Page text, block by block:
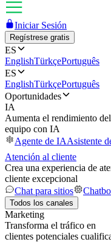
Iniciar Sesión
Regístrese gratis
ES
EnglishTürkçePortuguês
ES
EnglishTürkçePortuguês
Oportunidades
IA
Aumenta el rendimiento del
equipo con IA
Agente de IAAsistente
Atención al cliente
Crea una experiencia de
cliente excepcional
Chat para sitios
Todos los canales
Marketing
Transforma el tráfico en
clientes potenciales